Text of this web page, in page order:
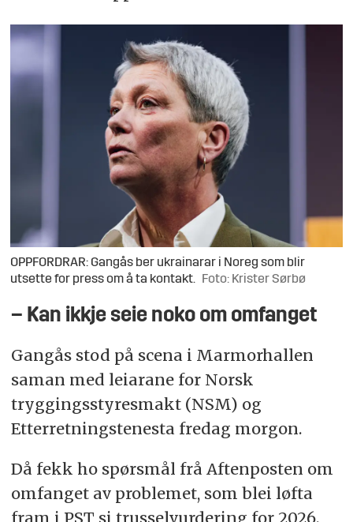
OPPFORDRAR: Gangås ber ukrainarar i Noreg som blir
utsette for press om å ta kontakt. Foto: Krister Sørbø
– Kan ikkje seie noko om omfanget
Gangås stod på scena i Marmorhallen
saman med leiarane for Norsk
tryggingsstyresmakt (NSM) og
Etterretningstenesta fredag morgon.
Då fekk ho spørsmål frå Aftenposten om
omfanget av problemet, som blei løfta
fram i PST si trusselvurdering for 2026.